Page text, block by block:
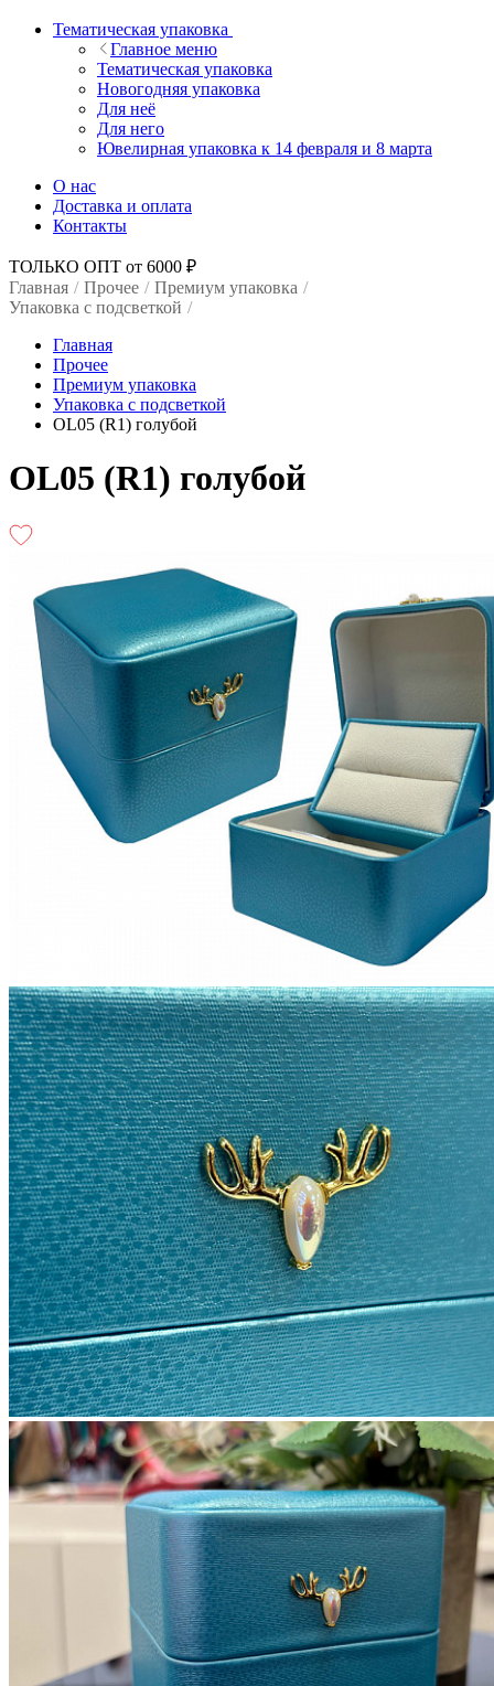
Тематическая упаковка
Главное меню
Тематическая упаковка
Новогодняя упаковка
Для неё
Для него
Ювелирная упаковка к 14 февраля и 8 марта
О нас
Доставка и оплата
Контакты
ТОЛЬКО ОПТ от 6000 ₽
Главная / Прочее / Премиум упаковка /
Упаковка с подсветкой /
Главная
Прочее
Премиум упаковка
Упаковка с подсветкой
OL05 (R1) голубой
OL05 (R1) голубой